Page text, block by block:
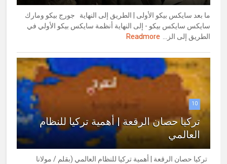
ما بعد سايكس بيكو الأولى | الطريق إلى النهاية جورج بيكو ومارك
سايكس سايكس بيكو - إلى النهاية أنظمة سايكس بيكو الأولي في
الطريق إلى الز...
Readmore
10
تركيا حصان الرقعة | أهمية تركيا للنظام
العالمي
تركيا حصان الرقعة | أهمية تركيا للنظام العالمي (بقلم / مولانا